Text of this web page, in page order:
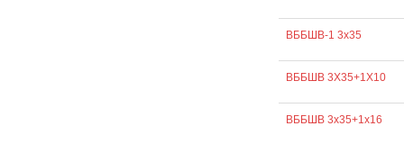
ВББШВ-1 3х35
ВББШВ 3Х35+1Х10
ВББШВ 3х35+1х16